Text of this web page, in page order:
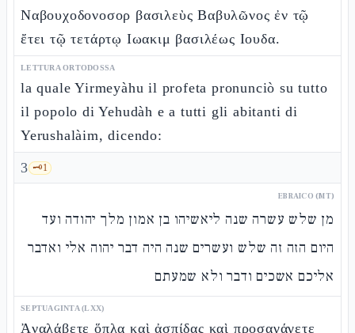
Ναβουχοδονοσορ βασιλεὺς Βαβυλῶνος ἐν τῷ
ἔτει τῷ τετάρτῳ Ιωακιμ βασιλέως Ιουδα.
LETTURA ORTODOSSA
la quale Yirmeyàhu il profeta pronunciò su tutto
il popolo di Yehudàh e a tutti gli abitanti di
Yerushalàim, dicendo:
3 🗝️1
EBRAICO (MT)
מן שלש עשרה שנה ליאשיהו בן אמון מלך יהודה ועד
היום הזה זה שלש ועשרים שנה היה דבר יהוה אלי ואדבר
אליכם אשכים ודבר ולא שמעתם
SEPTUAGINTA (LXX)
Ἀναλάβετε ὅπλα καὶ ἀσπίδας καὶ προσαγάγετε